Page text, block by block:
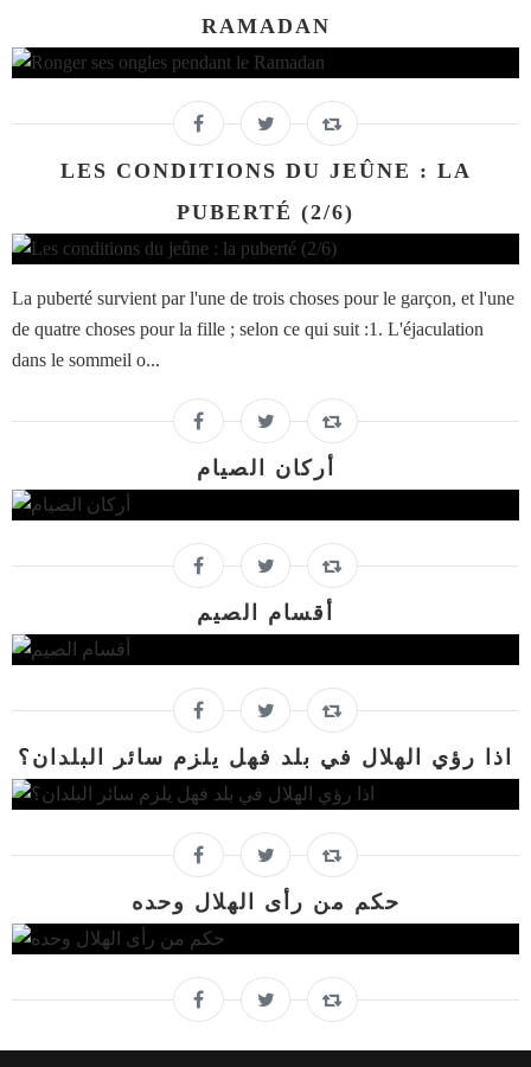
RAMADAN
LES CONDITIONS DU JEÛNE : LA
PUBERTÉ (2/6)
La puberté survient par l'une de trois choses pour le garçon, et l'une
de quatre choses pour la fille ; selon ce qui suit :1. L'éjaculation
dans le sommeil o...
أركان الصيام
أقسام الصيم
اذا رؤي الهلال في بلد فهل يلزم سائر البلدان؟
حكم من رأى الهلال وحده